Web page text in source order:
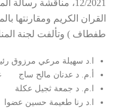
12/2021، مناقشة
القران الكريم ومقارنتها
طفطاف ) وتألفت لجنة
ا.د سهيلة مرعي مرزوق
أ.م. د عدنان مالح ساج
ا.م. د جمعة ثجيل عكلة
ا.د رنا طعيمة حسين عضوا